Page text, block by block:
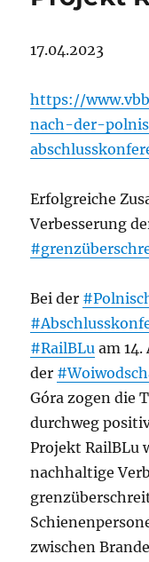
17.04.2023
https://
nach-der-
Erfolgreiche
Verbesserung
Bei der
#RailBLu am
der
Góra zogen die
durchweg
Projekt RailBLu
nachhaltige
zwischen